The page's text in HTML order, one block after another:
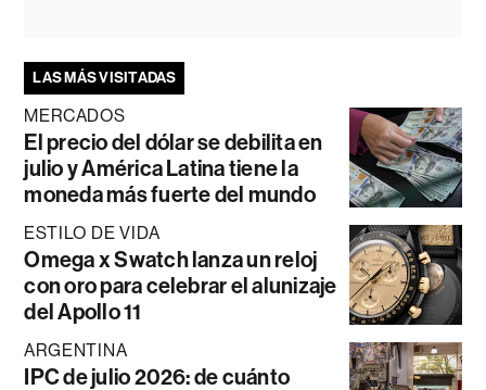
LAS MÁS VISITADAS
MERCADOS
El precio del dólar se debilita en
julio y América Latina tiene la
moneda más fuerte del mundo
ESTILO DE VIDA
Omega x Swatch lanza un reloj
con oro para celebrar el alunizaje
del Apollo 11
ARGENTINA
IPC de julio 2026: de cuánto